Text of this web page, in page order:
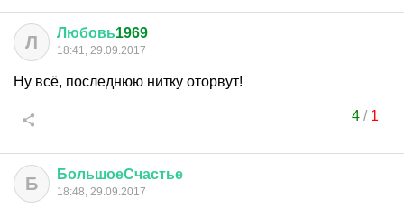
Л Любовь1969
18:41, 29.09.2017
Ну всё, последнюю нитку оторвут!
4/ 1
Б БольшоеСчастье
18:48, 29.09.2017